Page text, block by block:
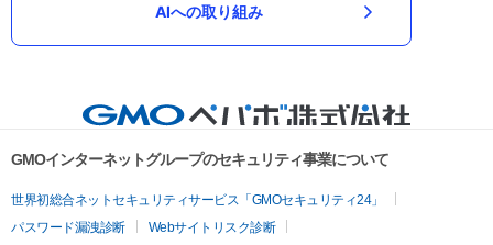
AIへの取り組み
GMOインターネットグループのセキュリティ事業について
世界初総合ネットセキュリティサービス「GMOセキュリティ24」
パスワード漏洩診断
Webサイトリスク診断